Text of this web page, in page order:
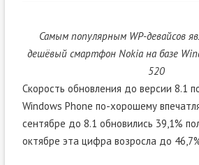
Самым популярным WP-девайсов
дешёвый смартфон Nokia на базе
520
Скорость обновления до версии 8.1
Windows Phone по-хорошему
сентябре до 8.1 обновились 39,1%
октябре эта цифра возросла до